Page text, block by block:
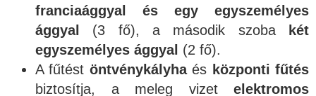
franciaággyal és egy egyszemélyes
ággyal
(3 fő), a második szoba
két
egyszemélyes ággyal (2 fő).
A fűtést öntvénykályhaés központi fűtés
biztosítja, a meleg vizet elektromos